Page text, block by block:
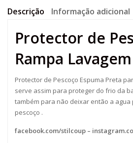
Descrição Informação adicional
Protector de
Rampa
Protector de Pescoço Espuma Preta
serve assim para proteger do frio da
também para não deixar então a
pescoço .
facebook.com/stilcoup –